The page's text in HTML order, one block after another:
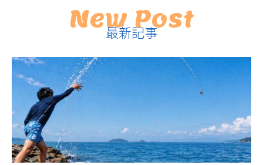
New Post
最新記事